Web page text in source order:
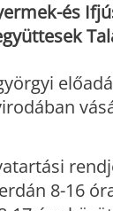
és
8-16